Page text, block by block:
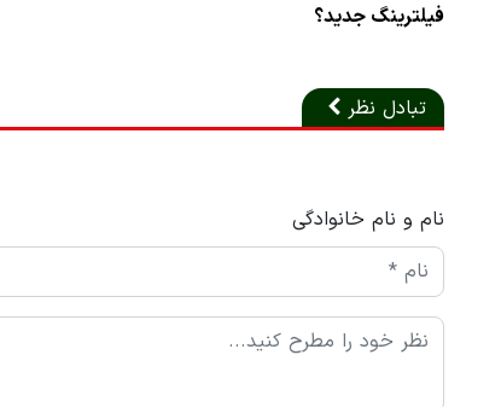
فیلترینگ جدید؟
تبادل نظر
نام و نام خانوادگی